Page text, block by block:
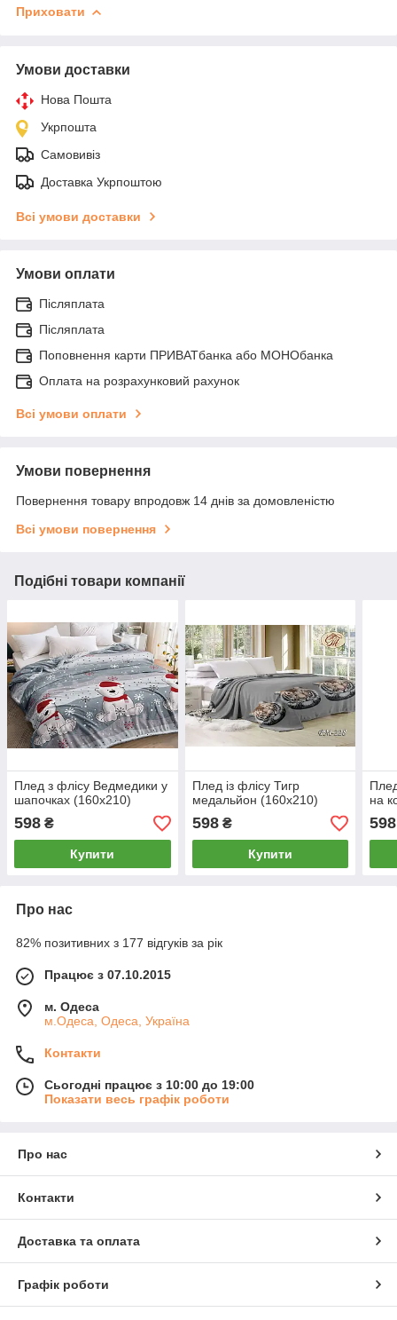
Приховати
Умови доставки
Нова Пошта
Укрпошта
Самовивіз
Доставка Укрпоштою
Всі умови доставки
Умови оплати
Післяплата
Післяплата
Поповнення карти ПРИВАТбанка або МОНОбанка
Оплата на розрахунковий рахунок
Всі умови оплати
Умови повернення
Повернення товару впродовж 14 днів за домовленістю
Всі умови повернення
Подібні товари компанії
Плед з флісу Ведмедики у
шапочках (160х210)
598 ₴
Купити
Плед із флісу Тигр
медальйон (160х210)
598₴
Купити
на
598
Про нас
82% позитивних з 177 відгуків за рік
Працює з 07.10.2015
м. Одеса
м.Одеса, Одеса, Україна
Контакти
Сьогодні працює з 10:00 до 19:00
Показати весь графік роботи
Про нас
Контакти
Доставка та оплата
Графік роботи